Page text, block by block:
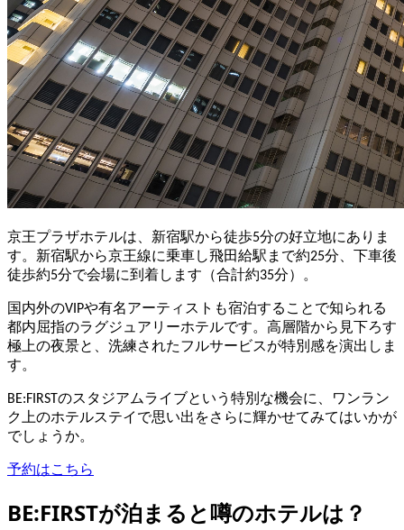
京王プラザホテルは、新宿駅から徒歩5分の好立地にありま
す。新宿駅から京王線に乗車し飛田給駅まで約25分、下車後
徒歩約5分で会場に到着します（合計約35分）。
国内外のVIPや有名アーティストも宿泊することで知られる
都内屈指のラグジュアリーホテルです。高層階から見下ろす
極上の夜景と、洗練されたフルサービスが特別感を演出しま
す。
BE:FIRSTのスタジアムライブという特別な機会に、ワンラン
ク上のホテルステイで思い出をさらに輝かせてみてはいかが
でしょうか。
予約はこちら
BE:FIRSTが泊まると噂のホテルは？